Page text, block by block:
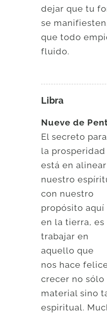
dejar que tu
se
que todo
fluido.
Libra
Nueve de
El secreto para
la prosperidad
está en alinear
nuestro
con nuestro
propósito aquí
en la tierra, es
trabajar en
aquello que
nos hace
crecer no sólo
material sino
espiritual.